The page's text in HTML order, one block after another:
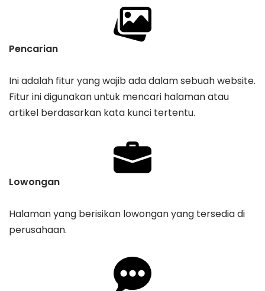
Pencarian
Ini adalah fitur yang wajib ada dalam sebuah website.
Fitur ini digunakan untuk mencari halaman atau
artikel berdasarkan kata kunci tertentu.
Lowongan
Halaman yang berisikan lowongan yang tersedia di
perusahaan.